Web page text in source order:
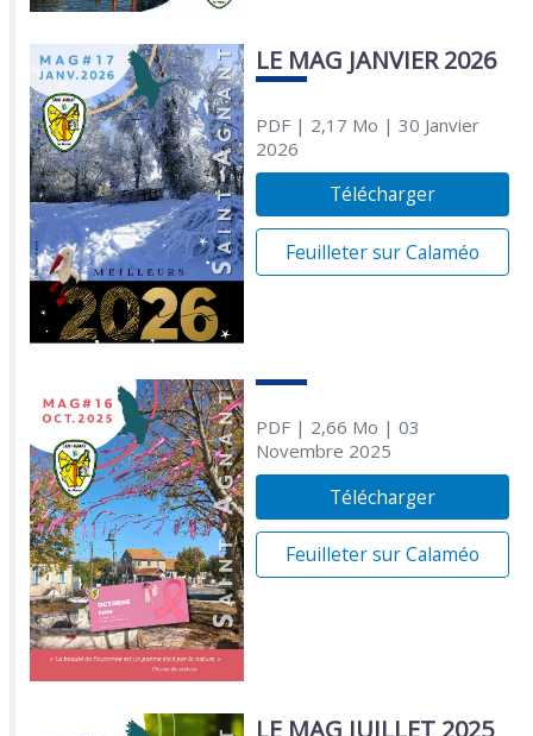
LE MAG JANVIER 2026
PDF| 2,17 Mo | 30 Janvier
2026
Télécharger
Feuilleter sur Calaméo
PDF| 2,66 Mo | 03
Novembre 2025
Télécharger
Feuilleter sur Calaméo